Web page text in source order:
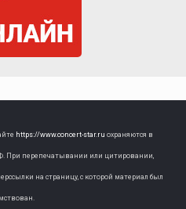
https://www.concert-star.ru охраняются в
При перепечатывании или цитировании,
на страницу, с которой материал был